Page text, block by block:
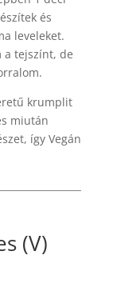
és
leveleket.
a tejszínt, de
krumplit
miután
így Vegán
(V)